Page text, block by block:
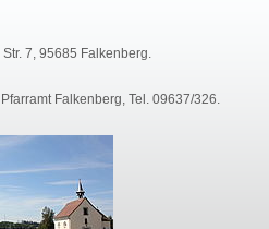
7, 95685 Falkenberg.
Falkenberg, Tel. 09637/326.